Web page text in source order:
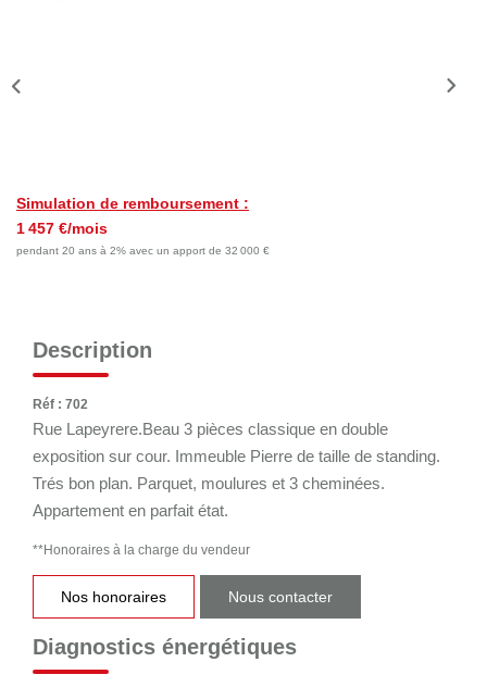
Simulation de remboursement :
1 457 €/mois
pendant 20 ans à 2% avec un apport de 32 000 €
Description
Réf : 702
Rue Lapeyrere.Beau 3 pièces classique en double
exposition sur cour. Immeuble Pierre de taille de standing.
Trés bon plan. Parquet, moulures et 3 cheminées.
Appartement en parfait état.
**Honoraires à la charge du vendeur
Nos honoraires Nous contacter
Diagnostics énergétiques